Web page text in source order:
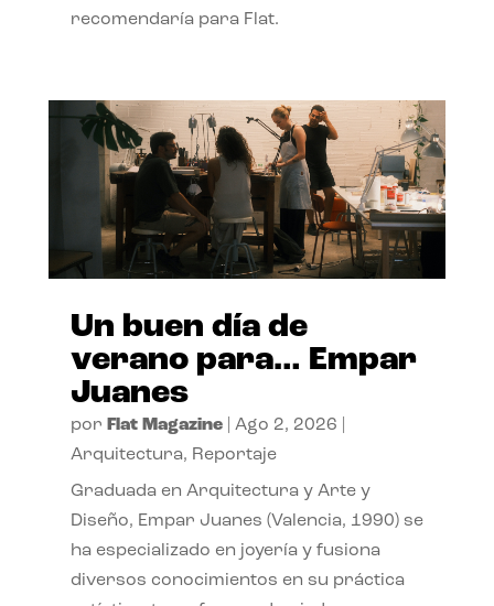
recomendaría para Flat.
Un buen día de
verano para… Empar
Juanes
por Flat Magazine| Ago 2, 2026
Arquitectura, Reportaje
Graduada en Arquitectura y Arte y
Diseño, Empar Juanes (Valencia, 1990) se
ha especializado en joyería y fusiona
diversos conocimientos en su práctica